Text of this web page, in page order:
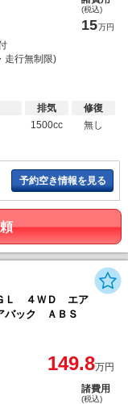
(税込)
15万円
走行無制限)
排気
1500cc
修復
無し
予約空き情報を見る
Ｌ ４ＷＤ エア
バック ＡＢＳ
149.8万円
諸費用
(税込)